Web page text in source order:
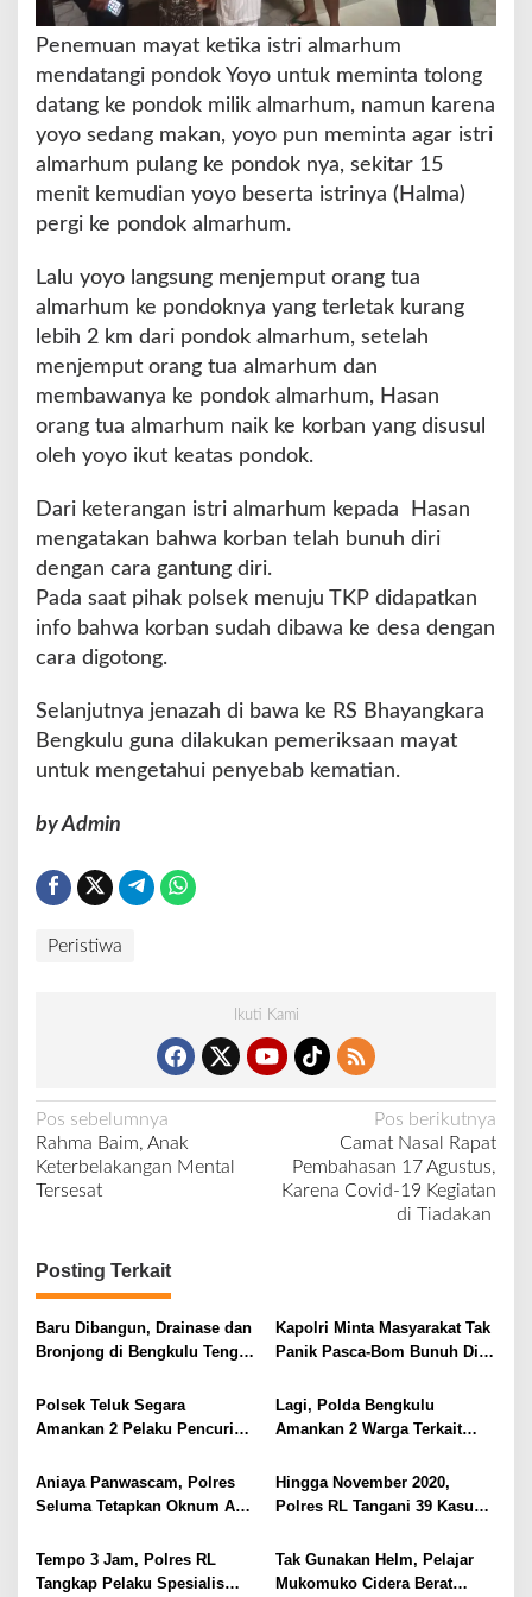
Penemuan mayat ketika istri almarhum
mendatangi pondok Yoyo untuk meminta tolong
datang ke pondok milik almarhum, namun karena
yoyo sedang makan, yoyo pun meminta agar istri
almarhum pulang ke pondok nya, sekitar 15
menit kemudian yoyo beserta istrinya (Halma)
pergi ke pondok almarhum.
Lalu yoyo langsung menjemput orang tua
almarhum ke pondoknya yang terletak kurang
lebih 2 km dari pondok almarhum, setelah
menjemput orang tua almarhum dan
membawanya ke pondok almarhum, Hasan
orang tua almarhum naik ke korban yang disusul
oleh yoyo ikut keatas pondok.
Dari keterangan istri almarhum kepada Hasan
mengatakan bahwa korban telah bunuh diri
dengan cara gantung diri.
Pada saat pihak polsek menuju TKP didapatkan
info bahwa korban sudah dibawa ke desa dengan
cara digotong.
Selanjutnya jenazah di bawa ke RS Bhayangkara
Bengkulu guna dilakukan pemeriksaan mayat
untuk mengetahui penyebab kematian.
by Admin
Peristiwa
Ikuti Kami
N
a
v
g
a
s
i
p
o
Pos sebelumnya
Rahma Baim, Anak
Keterbelakangan Mental
Tersesat
Pos berikutnya
Camat Nasal Rapat
Pembahasan 17 Agustus,
Karena Covid-19 Kegiatan
di Tiadakan
Posting Terkait
Baru Dibangun, Drainase dan
Bronjong di Bengkulu Tengah
Kapolri Minta Masyarakat Tak
Panik Pasca-Bom Bunuh Diri
Polsek Teluk Segara
Amankan 2 Pelaku Pencuri
Lagi, Polda Bengkulu
Amankan 2 Warga Terkait
Aniaya Panwascam, Polres
Seluma Tetapkan Oknum ASN
Hingga November 2020,
Polres RL Tangani 39 Kasus
Tempo 3 Jam, Polres RL
Tangkap Pelaku Spesialis
Tak Gunakan Helm, Pelajar
Mukomuko Cidera Berat